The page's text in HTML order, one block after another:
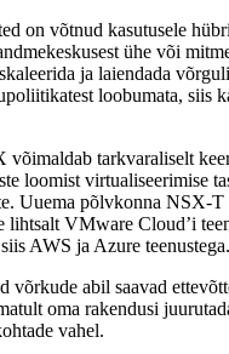
on võtnud kasutusele
ühe või
ja laiendada
loobumata, siis
tarkvaraliselt
loomist virtualiseerimise
Uuema põlvkonna NSX-T
lihtsalt VMware Cloud’i
AWS ja Azure teenustega.
võrkude abil saavad
oma rakendusi
vahel.